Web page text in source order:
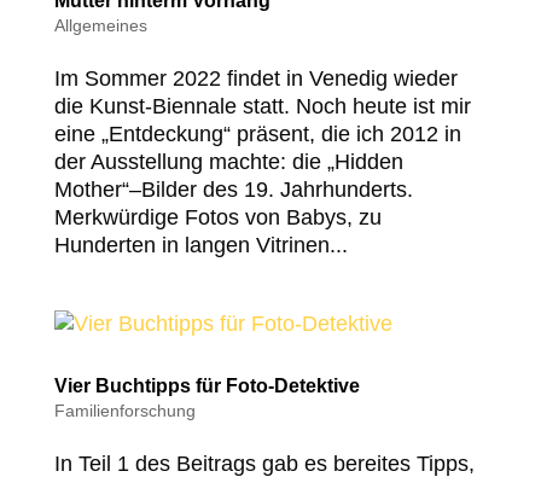
Allgemeines
Im Sommer 2022 findet in Venedig wieder
die Kunst-Biennale statt. Noch heute ist mir
eine „Entdeckung“ präsent, die ich 2012 in
der Ausstellung machte: die „Hidden
Mother“–Bilder des 19. Jahrhunderts.
Merkwürdige Fotos von Babys, zu
Hunderten in langen Vitrinen...
Vier Buchtipps für Foto-Detektive
Familienforschung
In Teil 1 des Beitrags gab es bereites Tipps,